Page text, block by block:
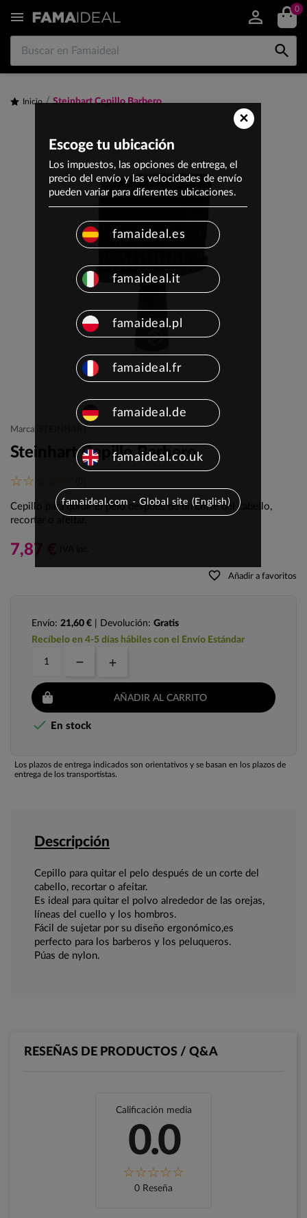
 0

Inicio Steinhart Cepillo Barbero
Marca: STEINHART
Steinhart Cepillo Barbero
Cepillo para quitar el pelo después de un corte del cabello,
recortar o afeitar.
7,87 €
favorite_border Añadir a favoritos
Envío: 21,60 € | Devolución: Gratis
Recíbelo en 4-5 días hábiles con el Envío Estándar
AÑADIR AL CARRITO
 En stock
Los plazos de entrega indicados son orientativos y se basan en los plazos de
entrega de los transportistas.
Descripción
Cepillo para quitar el pelo después de un corte del
cabello, recortar o afeitar.
Es ideal para quitar el polvo alrededor de las orejas,
líneas del cuello y los hombros.
Fácil de sujetar por su diseño ergonómico,es
perfecto para los barberos y los peluqueros.
Púas de nylon.
RESEÑAS DE PRODUCTOS / Q&A
Calificación media
0.0
0 Reseña
×
Escoge tu ubicación
Los impuestos, las opciones de entrega, el
precio del envío y las velocidades de envío
pueden variar para diferentes ubicaciones.
famaideal.es
famaideal.it
famaideal.pl
famaideal.fr
famaideal.de
famaideal.co.uk
famaideal.com - Global site (English)